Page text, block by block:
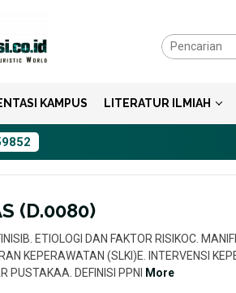
KAMPUS LITERATUR ILMIAH
(D.0080)
ETIOLOGI DAN FAKTOR RISIKOC.
KEPERAWATAN (SLKI)E. INTERVENSI
PUSTAKAA. DEFINISI PPNI
More